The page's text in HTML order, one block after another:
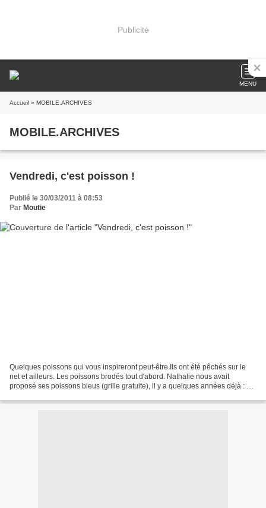
Publicité
MENU
Accueil » MOBILE.ARCHIVES
MOBILE.ARCHIVES
Vendredi, c'est poisson !
Publié le 30/03/2011 à 08:53
Par Moutie
Quelques poissons qui vous inspireront peut-être.Ils ont été pêchés sur le
net et ailleurs. Les poissons brodés tout d'abord. Nathalie nous avait
proposé ses poissons bleus (grille gratuite), il y a quelques années déjà : Je